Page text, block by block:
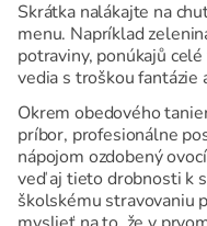
Skrátka nalákajte na
menu. Napríklad
potraviny, ponúkajů
vedia s troškou fantázie
Okrem obedového
príbor, profesionálne
nápojom ozdobený
veď aj tieto drobnosti k
školskému stravovaniu